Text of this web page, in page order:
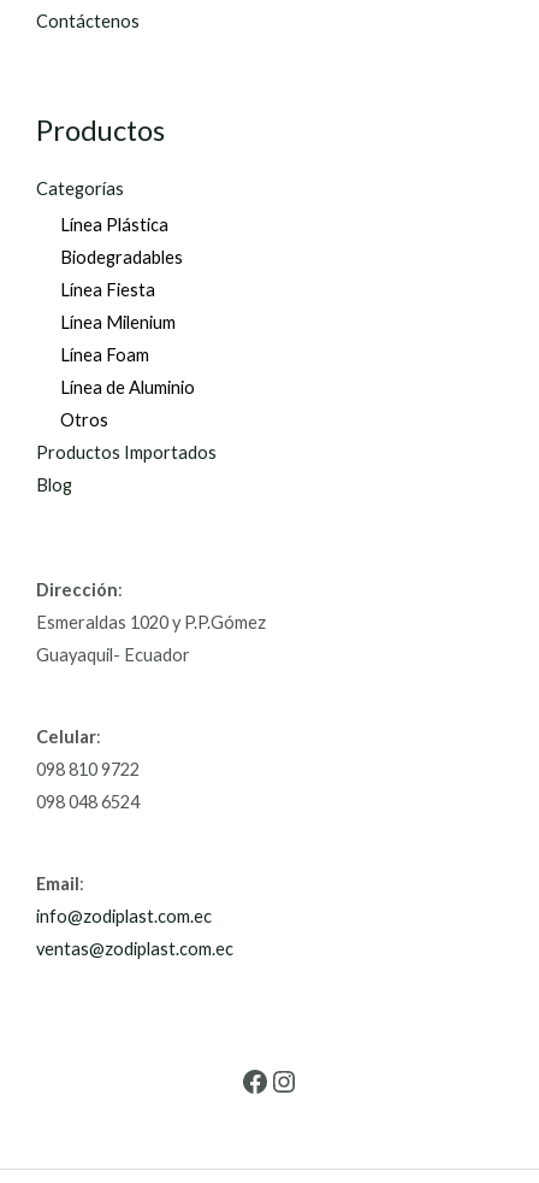
Contáctenos
Productos
Categorías
Línea Plástica
Biodegradables
Línea Fiesta
Línea Milenium
Línea Foam
Línea de Aluminio
Otros
Productos Importados
Blog
Dirección:
Esmeraldas 1020 y P.P.Gómez
Guayaquil- Ecuador
Celular:
098 810 9722
098 048 6524
Email:
info@zodiplast.com.ec
ventas@zodiplast.com.ec